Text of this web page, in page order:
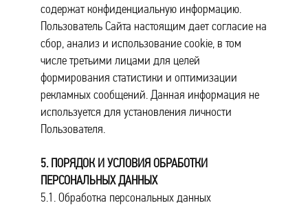
содержат конфиденциальную информацию.
Пользователь Сайта настоящим дает согласие на
сбор, анализ и использование cookie, в том
числе третьими лицами для целей
формирования статистики и оптимизации
рекламных сообщений. Данная информация не
используется для установления личности
Пользователя.
5. ПОРЯДОК И УСЛОВИЯ ОБРАБОТКИ
ПЕРСОНАЛЬНЫХ ДАННЫХ
5.1. Обработка персональных данных